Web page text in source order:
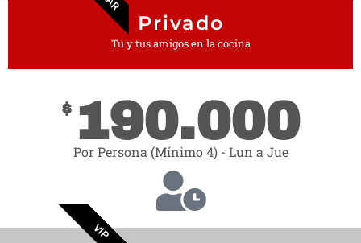
Privado
Tu y tus amigos en la cocina
$ 190.000
Por Persona (Mínimo 4) - Lun a Jue
VIP